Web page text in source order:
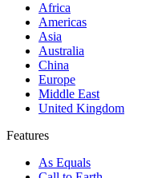
Africa
Americas
Asia
Australia
China
Europe
Middle East
United Kingdom
Features
As Equals